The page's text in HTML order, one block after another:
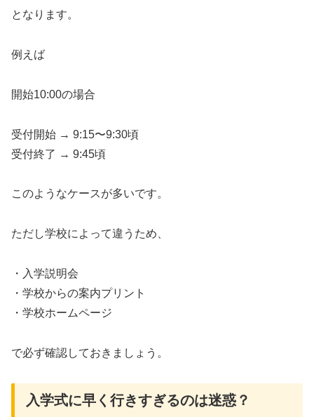
となります。
例えば
開始10:00の場合
受付開始 → 9:15〜9:30頃
受付終了 → 9:45頃
このようなケースが多いです。
ただし学校によって違うため、
・入学説明会
・学校からの案内プリント
・学校ホームページ
で必ず確認しておきましょう。
入学式に早く行きすぎるのは迷惑？